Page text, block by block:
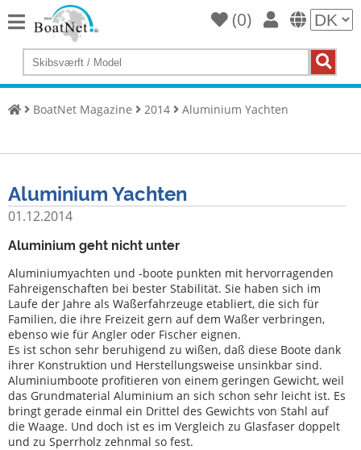
Home
Køb
yacht
Kommerciel
sælger
Privat
sælger
Auktioner
Yacht-
mægler
Tjenesten
Båd
udstyr
(0)
BoatNet Magazine 2014 Aluminium Yachten
Aluminium Yachten
01.12.2014
Aluminium geht nicht unter
Aluminiumyachten und -boote punkten mit hervorragenden
Fahreigenschaften bei bester Stabilität. Sie haben sich im
Laufe der Jahre als Waßerfahrzeuge etabliert, die sich für
Familien, die ihre Freizeit gern auf dem Waßer verbringen,
ebenso wie für Angler oder Fischer eignen.
Es ist schon sehr beruhigend zu wißen, daß diese Boote dank
ihrer Konstruktion und Herstellungsweise unsinkbar sind.
Aluminiumboote profitieren von einem geringen Gewicht, weil
das Grundmaterial Aluminium an sich schon sehr leicht ist. Es
bringt gerade einmal ein Drittel des Gewichts von Stahl auf
die Waage. Und doch ist es im Vergleich zu Glasfaser doppelt
und zu Sperrholz zehnmal so fest.